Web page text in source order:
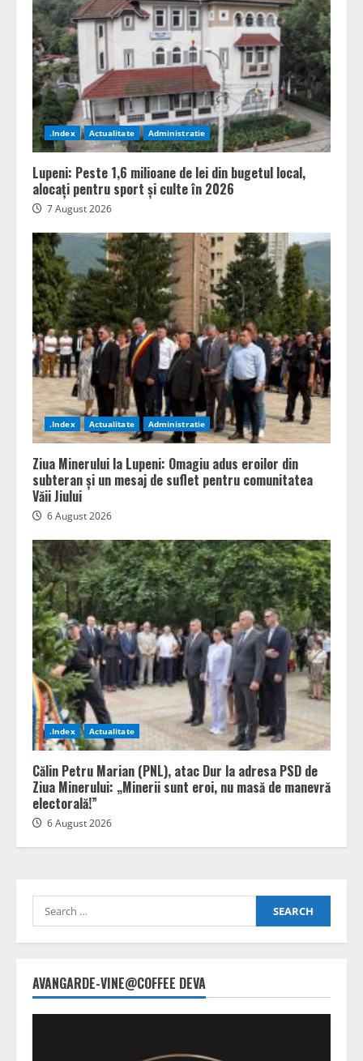
.Index Actualitate Administratie
Lupeni: Peste 1,6 milioane de lei din bugetul local,
alocați pentru sport și culte în 2026
7 August 2026
.Index Actualitate Administratie
Ziua Minerului la Lupeni: Omagiu adus eroilor din
subteran și un mesaj de suflet pentru comunitatea
Văii Jiului
6 August 2026
.Index Actualitate
Călin Petru Marian (PNL), atac Dur la adresa PSD de
Ziua Minerului: „Minerii sunt eroi, nu masă de manevră
electorală!”
6 August 2026
Search
for:
AVANGARDE-VINE@COFFEE DEVA